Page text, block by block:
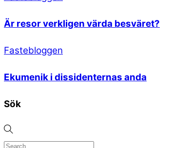
Är resor verkligen värda besväret?
Fastebloggen
Ekumenik i dissidenternas anda
Sök